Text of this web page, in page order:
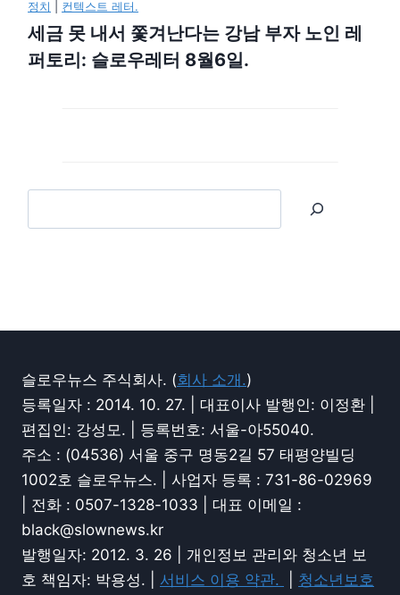
정치 컨텍스트 레터.
세금 못 내서 쫓겨난다는 강남 부자 노인 레
퍼토리: 슬로우레터 8월6일.
슬로우뉴스 주식회사. (회사 소개.)
등록일자 : 2014. 10. 27. | 대표이사 발행인: 이정환 |
편집인: 강성모. | 등록번호: 서울-아55040.
주소 : (04536) 서울 중구 명동2길 57 태평양빌딩
1002호 슬로우뉴스. | 사업자 등록 : 731-86-02969
| 전화 : 0507-1328-1033 | 대표 이메일 :
black@slownews.kr
발행일자: 2012. 3. 26 | 개인정보 관리와 청소년 보
호 책임자: 박용성. | 서비스 이용 약관. 청소년보호